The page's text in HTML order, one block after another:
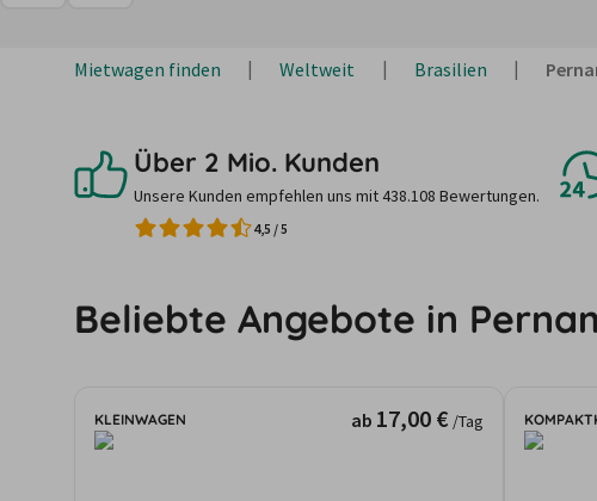
Mietwagen finden Weltweit Brasilien
Über 2 Mio. Kunden
Unsere Kunden empfehlen uns mit 438.108 Bewertungen.
4,5 /5
Beliebte Angebote in
KLEINWAGEN ab 17,00 € /Tag